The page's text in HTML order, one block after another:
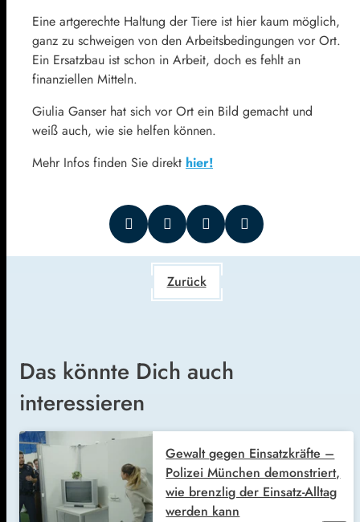
Eine artgerechte Haltung der Tiere ist hier kaum möglich,
ganz zu schweigen von den Arbeitsbedingungen vor Ort.
Ein Ersatzbau ist schon in Arbeit, doch es fehlt an
finanziellen Mitteln.
Giulia Ganser hat sich vor Ort ein Bild gemacht und
weiß auch, wie sie helfen können.
Mehr Infos finden Sie direkt hier!
Zurück
Das könnte Dich auch
interessieren
Gewalt gegen Einsatzkräfte –
Polizei München demonstriert,
wie brenzlig der Einsatz-Alltag
werden kann